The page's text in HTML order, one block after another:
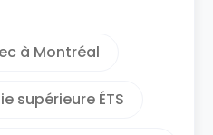
à Montréal
supérieure ÉTS